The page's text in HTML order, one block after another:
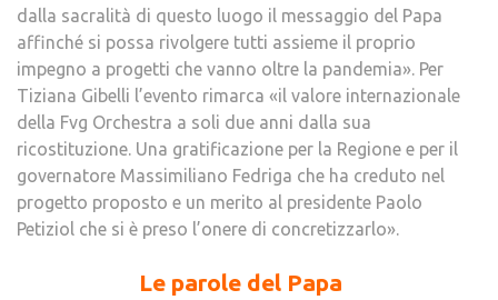
dalla sacralità di questo luogo il messaggio del Papa
affinché si possa rivolgere tutti assieme il proprio
impegno a progetti che vanno oltre la pandemia». Per
Tiziana Gibelli l’evento rimarca «il valore internazionale
della Fvg Orchestra a soli due anni dalla sua
ricostituzione. Una gratificazione per la Regione e per il
governatore Massimiliano Fedriga che ha creduto nel
progetto proposto e un merito al presidente Paolo
Petiziol che si è preso l’onere di concretizzarlo».
Le parole del Papa